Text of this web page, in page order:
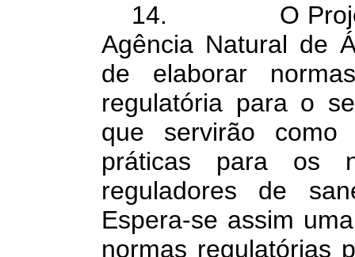
14. O Projeto
Agência Natural de
de elaborar
regulatória para o
que servirão como
práticas para os
reguladores de
Espera-se assim
normas regulatórias